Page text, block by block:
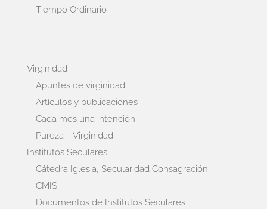
Tiempo Ordinario
Virginidad
Apuntes de virginidad
Artículos y publicaciones
Cada mes una intención
Pureza – Virginidad
Institutos Seculares
Cátedra Iglesia, Secularidad Consagración
CMIS
Documentos de Institutos Seculares